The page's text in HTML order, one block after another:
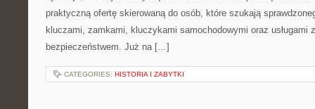
praktyczną ofertę skierowaną do osób, które szukają
kluczami, zamkami, kluczykami samochodowymi oraz usługami
bezpieczeństwem. Już na […]
CATEGORIES: HISTORIA I ZABYTKI